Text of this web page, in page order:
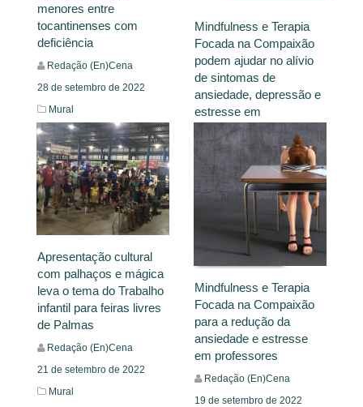
menores entre
tocantinenses com
deficiência
Redação (En)Cena
28 de setembro de 2022
Mural
Leia Mais
Mindfulness e Terapia
Focada na Compaixão
podem ajudar no alívio
de sintomas de
ansiedade, depressão e
estresse em
professores
Redação (En)Cena
22 de setembro de 2022
Insight
Leia Mais
Apresentação cultural
com palhaços e mágica
leva o tema do Trabalho
infantil para feiras livres
de Palmas
Redação (En)Cena
21 de setembro de 2022
Mural
Mindfulness e Terapia
Focada na Compaixão
para a redução da
ansiedade e estresse
em professores
Redação (En)Cena
19 de setembro de 2022